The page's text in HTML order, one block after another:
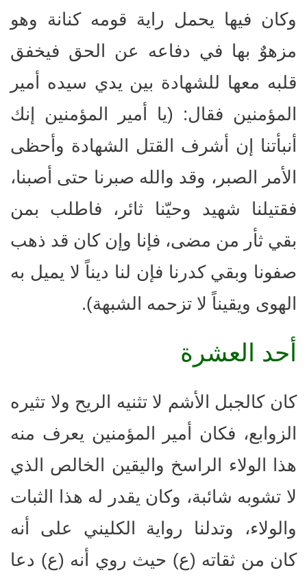
وكان فيها يحمل راية قومه كنانة وهو
مزهوٌ بها في دفاعه عن الحق فيخفق
قلبه معها للشهادة بين يدي سيده أمير
المؤمنين فقال: (يا أمير المؤمنين إنك
أنبأتنا إن أشرف القتل الشهادة وأحظى
الأمر الصبر، وقد والله صبرنا حتى أصبنا،
فقتيلنا شهيد وحيّنا ثائر، فاطلب بمن
بقي ثأر من مضى، فإنا وإن كان قد ذهب
صفونا وبقي كدرنا فإن لنا ديناً لا يميل به
الهوى ويقيناً لا تزحمه الشبهة).
أحد العشرة
كان كالجبل الأشم لا تثنيه الريح ولا تثيره
الزوابع، فكان أمير المؤمنين يعرف منه
هذا الولاء الراسخ واليقين الخالص الذي
لا تشوبه شائبة، وكان يقدر له هذا الثبات
والولاء، وتدلنا رواية الكليني على أنه
كان من ثقاته (ع) حيث روي أنه (ع) دعا